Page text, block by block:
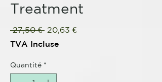
Treatment
27,50 € Prix
original
20,63 €Prix
TVA Incluse
Quantité *